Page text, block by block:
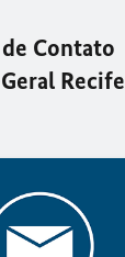
Contato
Recife